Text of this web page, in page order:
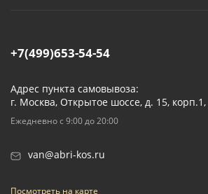
+7(499)653-54-54
Адрес пункта самовывоза:
г. Москва, Открытое шоссе, д. 15, корп.1,
Ежедневно с 9:00 до 20:00
van@abri-kos.ru
Посмотреть на карте